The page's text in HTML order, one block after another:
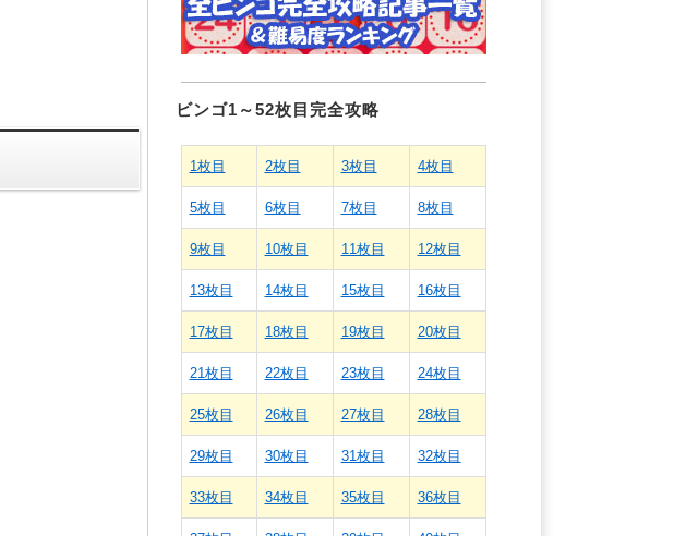
ビンゴ1～52枚目完全攻略
1枚目 2枚目 3枚目 4枚目
5枚目 6枚目 7枚目 8枚目
9枚目 10枚目 11枚目 12枚目
13枚目 14枚目 15枚目 16枚目
17枚目 18枚目 19枚目 20枚目
21枚目 22枚目 23枚目 24枚目
25枚目 26枚目 27枚目 28枚目
29枚目 30枚目 31枚目 32枚目
33枚目 34枚目 35枚目 36枚目